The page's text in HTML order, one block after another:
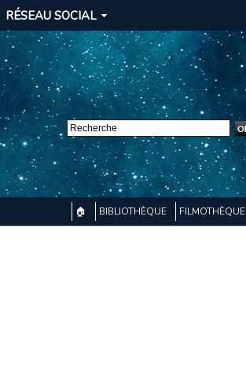
RÉSEAU SOCIAL
🏠 BIBLIOTHÈQUE FILMOTHÈQUE